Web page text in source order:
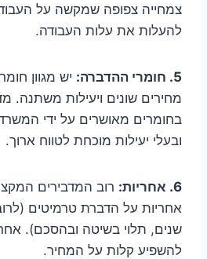
צמחייה צפופה שמקשה על
להעלות את עלות העבודה.
5. חומרי ההדברה:
יש מגוון
מחירים שונים ויעילות משתנה.
בחומרים מאושרים על ידי
ובעלי יעילות מוכחת לטווח ארוך.
6. אחריות:
רוב המדבירים
אחריות על הדברת טרמיטים
שנים, תלוי בשיטה ובהסכם).
להשפיע קלות על המחיר.